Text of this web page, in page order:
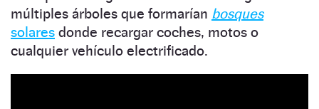
múltiples árboles que formarían bosques
solares donde recargar coches, motos o
cualquier vehículo electrificado.